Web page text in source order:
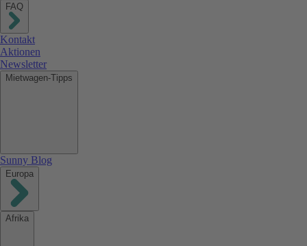
FAQ
Kontakt
Aktionen
Newsletter
Mietwagen-Tipps
Sunny Blog
Europa
Afrika